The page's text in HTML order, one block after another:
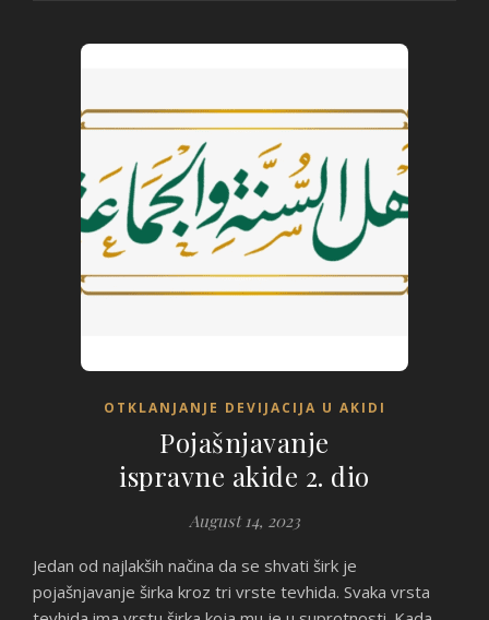
OTKLANJANJE DEVIJACIJA U AKIDI
Pojašnjavanje
ispravne akide 2. dio
August 14, 2023
Jedan od najlakših načina da se shvati širk je
pojašnjavanje širka kroz tri vrste tevhida. Svaka vrsta